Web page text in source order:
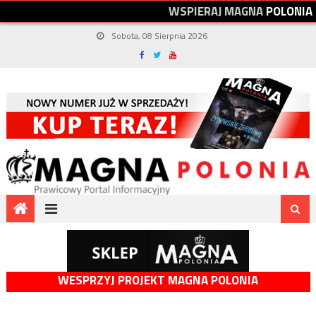
WSPIERAJMAGNAPOLONIA
Sobota, 08 Sierpnia 2026
WESPRZYJ PROJEKT MAGNA POLONIA